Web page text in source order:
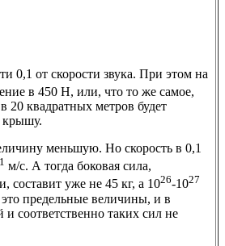
0,1 от скорости звука. При этом на
в 450 Н, или, что то же самое,
квадратных метров будет
крышу.
меньшую. Но скорость в 0,1
м/с. А тогда боковая сила,
составит уже не 45 кг, а 1026-1027
предельные величины, и в
соответственно таких сил не